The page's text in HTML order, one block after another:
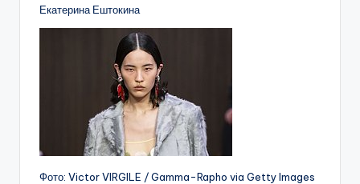
Екатерина Ештокина
Фото: Victor VIRGILE / Gamma-Rapho via Getty Images